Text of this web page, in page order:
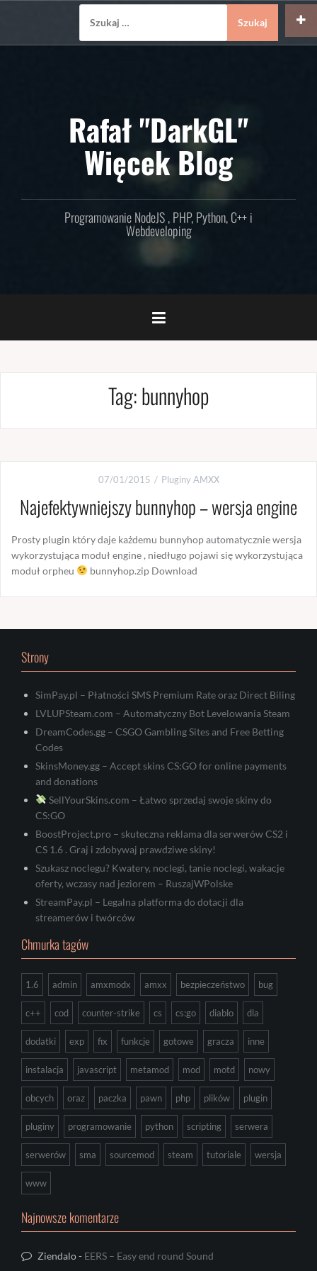
Rafał "DarkGL"
Więcek Blog
Programowanie NodeJS , PHP, Python, C++ i
Webdeveloping
Tag:bunnyhop
07/01/2015 Pluginy AMXX
Najefektywniejszy bunnyhop – wersja engine
Prosty plugin który daje każdemu bunnyhop automatycznie wersja
wykorzystująca moduł engine , niedługo pojawi się wykorzystująca
moduł orpheu
bunnyhop.zip Download
Strony
SimPay.pl – Płatności SMS Premium Rate oraz Direct Biling
LVLUPSteam.com – Automatyczny Bot Levelowania Steam
DreamCodes.gg – CSGO Gambling Sites and Free Betting
Codes
SkinsMoney.gg – Accept skins CS:GO for online payments
and donations
SellYourSkins.com – Łatwo sprzedaj swoje skiny do
CS:GO
BoostProject.pro – skuteczna reklama dla serwerów CS2 i
CS 1.6 . Graj i zdobywaj prawdziwe skiny!
Szukasz noclegu? Kwatery, noclegi, tanie noclegi, wakacje
oferty, wczasy nad jeziorem – RuszajWPolske
StreamPay.pl – Legalna platforma do dotacji dla
streamerów i twórców
Chmurka tagów
1.6 admin amxmodx amxx bezpieczeństwo bug
c++ cod counter-strike cs cs:go diablo dla
dodatki exp fix funkcje gotowe gracza inne
instalacja javascript metamod mod motd nowy
obcych oraz paczka pawn php plików plugin
pluginy programowanie python scripting serwera
serwerów sma sourcemod steam tutoriale wersja
www
Najnowsze komentarze
Ziendalo- EERS – Easy end round Sound